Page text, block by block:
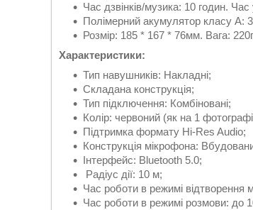
Час дзвінків/музика: 10 годин.
Полімерний акумулятор класу А:
Розмір: 185 * 167 * 76мм. Вага:
Характеристики:
Тип навушників: Накладні;
Складана конструкція;
Тип підключення: Комбіновані;
Колір: червоний (як на 1
Підтримка формату Hi-Res Audio;
Конструкція мікрофона:
Інтерфейс: Bluetooth 5.0;
Радіус дії: 10 м;
Час роботи в режимі відтворення
Час роботи в режимі розмови: до